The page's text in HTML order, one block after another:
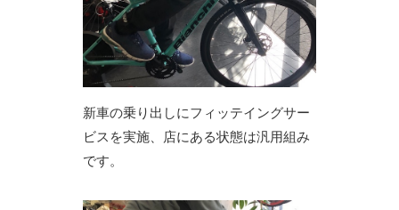
新車の乗り出しにフィッテイングサー
ビスを実施、店にある状態は汎用組み
です。